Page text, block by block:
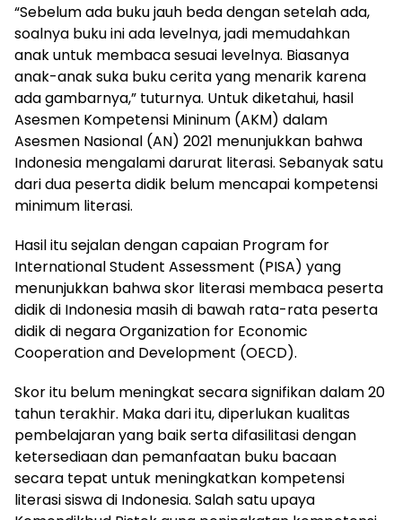
“Sebelum ada buku jauh beda dengan setelah ada,
soalnya buku ini ada levelnya, jadi memudahkan
anak untuk membaca sesuai levelnya. Biasanya
anak-anak suka buku cerita yang menarik karena
ada gambarnya,” tuturnya. Untuk diketahui, hasil
Asesmen Kompetensi Mininum (AKM) dalam
Asesmen Nasional (AN) 2021 menunjukkan bahwa
Indonesia mengalami darurat literasi. Sebanyak satu
dari dua peserta didik belum mencapai kompetensi
minimum literasi.
Hasil itu sejalan dengan capaian Program for
International Student Assessment (PISA) yang
menunjukkan bahwa skor literasi membaca peserta
didik di Indonesia masih di bawah rata-rata peserta
didik di negara Organization for Economic
Cooperation and Development (OECD).
Skor itu belum meningkat secara signifikan dalam 20
tahun terakhir. Maka dari itu, diperlukan kualitas
pembelajaran yang baik serta difasilitasi dengan
ketersediaan dan pemanfaatan buku bacaan
secara tepat untuk meningkatkan kompetensi
literasi siswa di Indonesia. Salah satu upaya